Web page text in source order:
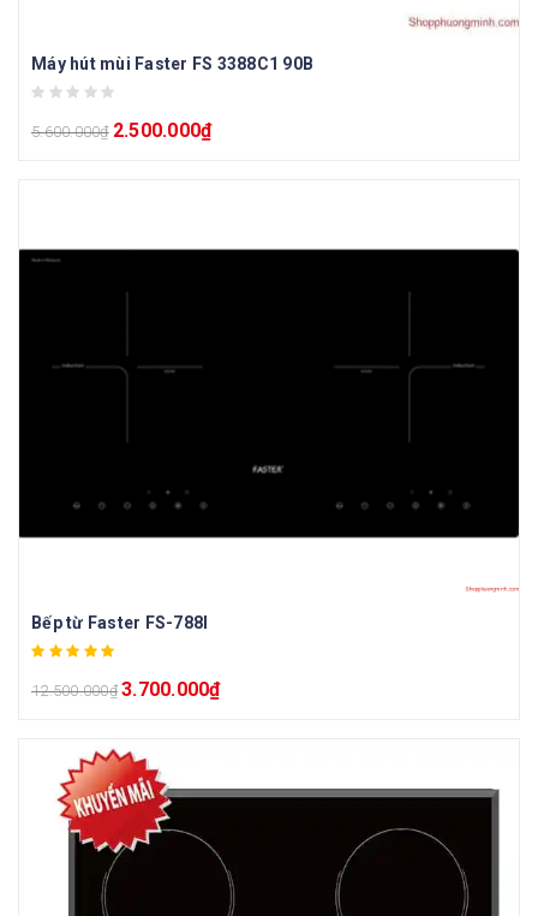
Máy hút mùi Faster FS 3388C1 90B
5.600.000₫ 2.500.000₫
Bếp từ Faster FS-788I
12.500.000₫ 3.700.000₫